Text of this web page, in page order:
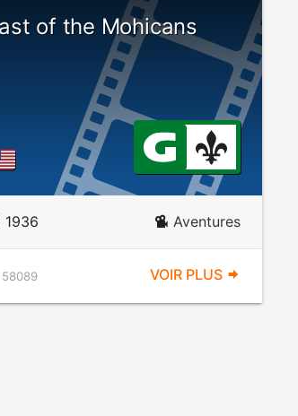
of the Mohicans
1936 Aventures
58089 VOIR PLUS